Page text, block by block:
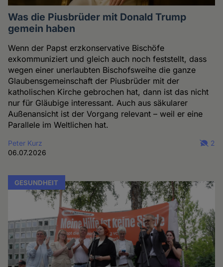
Was die Piusbrüder mit Donald Trump
gemein haben
Wenn der Papst erzkonservative Bischöfe
exkommuniziert und gleich auch noch feststellt, dass
wegen einer unerlaubten Bischofsweihe die ganze
Glaubensgemeinschaft der Piusbrüder mit der
katholischen Kirche gebrochen hat, dann ist das nicht
nur für Gläubige interessant. Auch aus säkularer
Außenansicht ist der Vorgang relevant – weil er eine
Parallele im Weltlichen hat.
Peter Kurz
06.07.2026
2
GESUNDHEIT